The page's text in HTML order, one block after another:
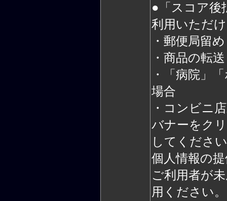
●「スコア後
利用いただ
・郵便局留
・商品の転送
・「病院」
場合
・コンビニ
バナーをク
してくださ
個人情報の
ご利用者が
用ください。